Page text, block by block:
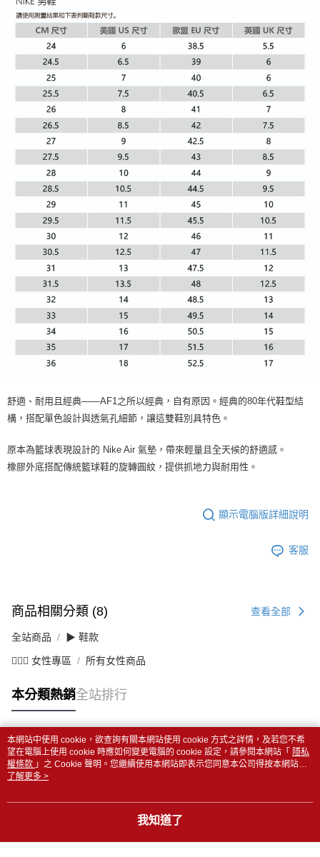
舒適、耐用且經典——AF1之所以經典，自有原因。經典的80年代鞋型結
構，搭配單色設計與透氣孔細節，讓這雙鞋別具特色。
原本為籃球表現設計的 Nike Air 氣墊，帶來輕量且全天候的舒適感。
橡膠外底搭配傳統籃球鞋的旋轉圓紋，提供抓地力與耐用性。
顯示電腦版詳細說明
客服
商品相關分類 (8) 查看全部
全站商品 ▶ 鞋款
💁🏻‍♀️ 女性專區 所有女性商品
本分類熱銷全站排行
熱門標籤
本網站中使用 cookie，欲查詢有關本網站使用 cookie 方式之詳情，及若您不希
望在電腦上使用 cookie 時應如何變更電腦的 cookie 設定，請參閱本網站「 隱私
權條款 」之 Cookie 聲明。您繼續使用本網站即表示您同意本公司得按本網站使
用條款之 Cookie 聲明使用 cookie。
了解更多 >
我知道了